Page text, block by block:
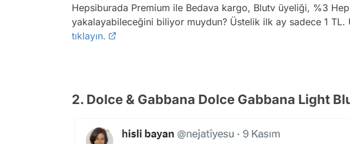
Hepsiburada Premium ile Bedava kargo, Blutv üyeliği, %3
yakalayabileceğini biliyor muydun? Üstelik ilk ay sadece 1 TL.
tıklayın.
2. Dolce & Gabbana Dolce Gabbana Light